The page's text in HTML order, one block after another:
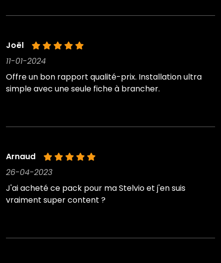
Joël
11-01-2024
Offre un bon rapport qualité-prix. Installation ultra
simple avec une seule fiche à brancher.
Arnaud
26-04-2023
J'ai acheté ce pack pour ma Stelvio et j'en suis
vraiment super content ?